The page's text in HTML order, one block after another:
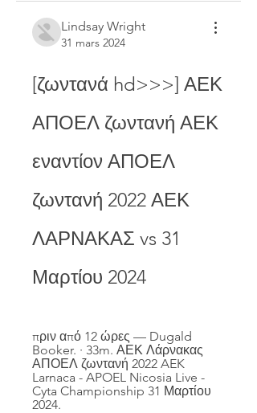
Lindsay Wright
31 mars 2024
[ζωντανά hd>>>] ΑΕΚ
ΑΠΟΕΛ ζωντανή ΑΕΚ
εναντίον ΑΠΟΕΛ
ζωντανή 2022 ΑΕΚ
ΛΑΡΝΑΚΑΣ vs 31
Μαρτίου 2024
πριν από 12 ώρες — Dugald
Booker. · 33m. ΑΕΚ Λάρνακας
ΑΠΟΕΛ ζωντανή 2022 AEK
Larnaca - APOEL Nicosia Live -
Cyta Championship 31 Μαρτίου
2024.